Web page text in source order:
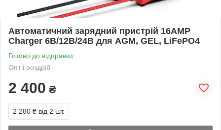
Автоматичний зарядний пристрій 16AMP
Charger 6В/12В/24В для AGM, GEL, LiFePO4
Готово до відправки
Опт і роздріб
2 400 ₴
2 280 ₴ від 2 шт.